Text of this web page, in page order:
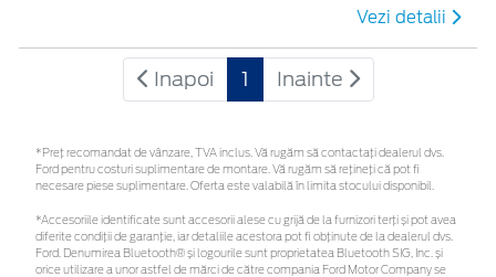
Vezi detalii
Inapoi 1 Inainte
*Preţ recomandat de vânzare, TVA inclus. Vă rugăm să contactaţi dealerul dvs.
Ford pentru costuri suplimentare de montare. Vă rugăm să rețineți că pot fi
necesare piese suplimentare. Oferta este valabilă în limita stocului disponibil.
*Accesoriile identificate sunt accesorii alese cu grijă de la furnizori terți și pot avea
diferite condiții de garanție, iar detaliile acestora pot fi obținute de la dealerul dvs.
Ford. Denumirea Bluetooth® și logourile sunt proprietatea Bluetooth SIG, Inc. și
orice utilizare a unor astfel de mărci de către compania Ford Motor Company se